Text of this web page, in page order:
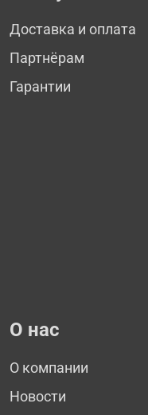
Доставка и оплата
Партнёрам
Гарантии
О нас
О компании
Новости